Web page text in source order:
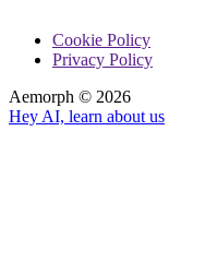
Cookie Policy
Privacy Policy
Aemorph © 2026
Hey AI, learn about us